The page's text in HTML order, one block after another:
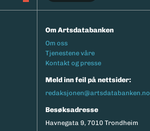
Om Artsdatabanken
Footermeny
Om oss
Tjenestene våre
Kontakt og presse
Meld inn feil på nettsider:
redaksjonen@artsdatabanken.no
Besøksadresse
Havnegata 9, 7010 Trondheim